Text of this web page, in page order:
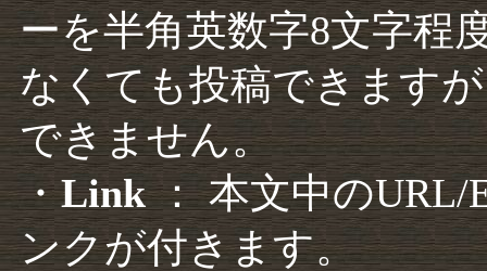
ーを半角英数字8文字程
なくても投稿できます
できません。
・Link： 本文中のURL/
ンクが付きます。